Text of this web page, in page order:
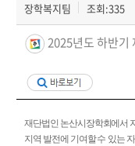
장학복지팀 조회:335
재단법인 논산시장학회에서
지역 발전에 기여할 수 있는